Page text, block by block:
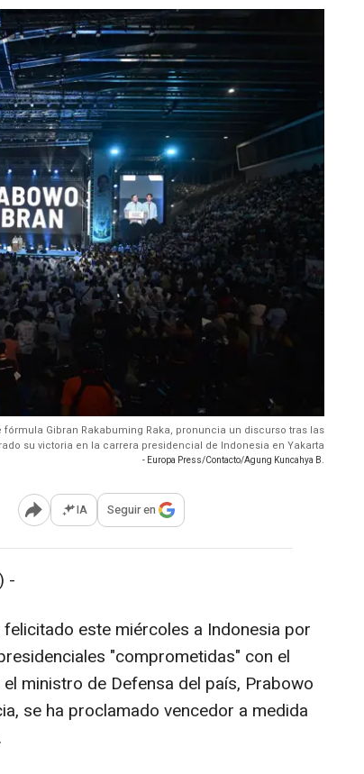
Gibran Rakabuming Raka, pronuncia un discurso tras las
su victoria en la carrera presidencial de Indonesia en Yakarta
- Europa Press/Contacto/Agung Kuncahya B.
Abrir opciones para compartir
IA Seguir en
-
este miércoles a Indonesia por
"comprometidas" con el
ministro de Defensa del país, Prabowo
se ha proclamado vencedor a medida